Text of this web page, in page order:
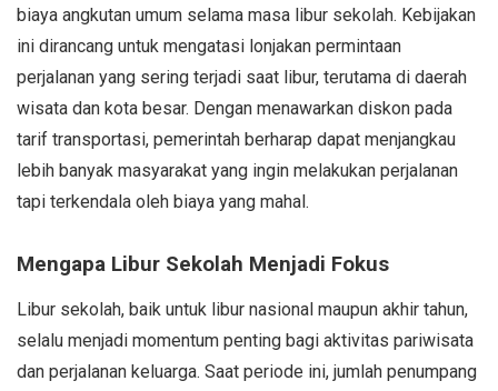
biaya angkutan umum selama masa libur sekolah. Kebijakan
ini dirancang untuk mengatasi lonjakan permintaan
perjalanan yang sering terjadi saat libur, terutama di daerah
wisata dan kota besar. Dengan menawarkan diskon pada
tarif transportasi, pemerintah berharap dapat menjangkau
lebih banyak masyarakat yang ingin melakukan perjalanan
tapi terkendala oleh biaya yang mahal.
Mengapa Libur Sekolah Menjadi Fokus
Libur sekolah, baik untuk libur nasional maupun akhir tahun,
selalu menjadi momentum penting bagi aktivitas pariwisata
dan perjalanan keluarga. Saat periode ini, jumlah penumpang